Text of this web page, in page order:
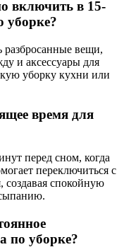
включить в 15-
уборке?
разбросанные вещи,
и аксессуары для
уборку кухни или
время для
перед сном, когда
переключиться с
создавая спокойную
по уборке?